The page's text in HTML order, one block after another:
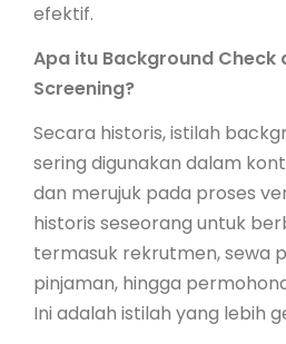
efektif.
Apa itu Background Check
Screening?
Secara historis, istilah
sering digunakan dalam
dan merujuk pada proses
historis seseorang untuk
termasuk rekrutmen, sewa
pinjaman, hingga
Ini adalah istilah yang lebih